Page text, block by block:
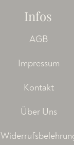
Infos
AGB
Impressum
Kontakt
Über Uns